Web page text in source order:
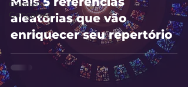
Gabrielle
Gonçalves
aleatórias que vão
enriquecer seu repertório